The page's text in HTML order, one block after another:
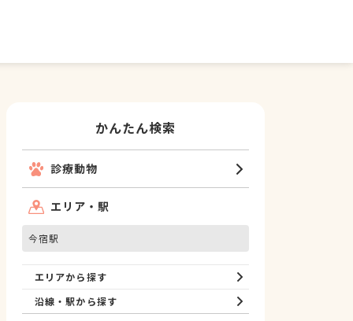
かんたん検索
診療動物
エリア・駅
今宿駅
エリアから探す
沿線・駅から探す